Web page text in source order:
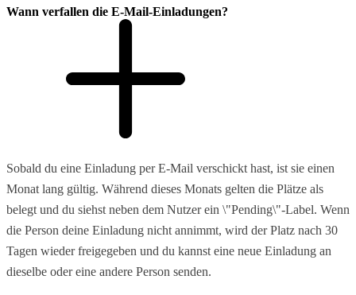
Wann verfallen die E-Mail-Einladungen?
Sobald du eine Einladung per E-Mail verschickt hast, ist sie einen
Monat lang gültig. Während dieses Monats gelten die Plätze als
belegt und du siehst neben dem Nutzer ein \"Pending\"-Label. Wenn
die Person deine Einladung nicht annimmt, wird der Platz nach 30
Tagen wieder freigegeben und du kannst eine neue Einladung an
dieselbe oder eine andere Person senden.